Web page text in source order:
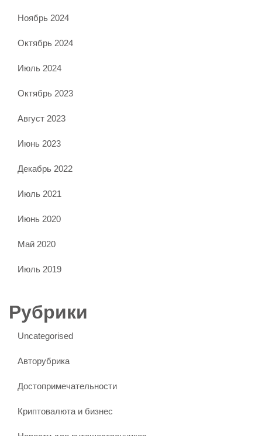
Ноябрь 2024
Октябрь 2024
Июль 2024
Октябрь 2023
Август 2023
Июнь 2023
Декабрь 2022
Июль 2021
Июнь 2020
Май 2020
Июль 2019
Рубрики
Uncategorised
Авторубрика
Достопримечательности
Криптовалюта и бизнес